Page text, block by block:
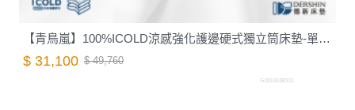
【青鳥嵐】100%ICOLD涼感強化護邊硬式獨立筒床墊-單人3.5尺｜德新床墊
$ 31,100 $ 49,760
G0110028001